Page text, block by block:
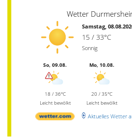
Wetter
Samstag,
15 / 33°C
Sonnig
So, 09.08.
18 / 36°C
Leicht bewölkt
Mo, 10.08.
20 / 35°C
Leicht bewölkt
Aktuelles Wetter